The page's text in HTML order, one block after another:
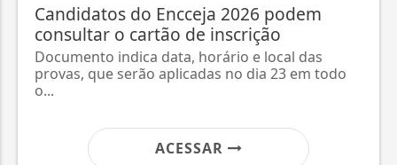
Candidatos do Encceja 2026 podem
consultar o cartão de inscrição
Documento indica data, horário e local das
provas, que serão aplicadas no dia 23 em todo
o...
ACESSAR